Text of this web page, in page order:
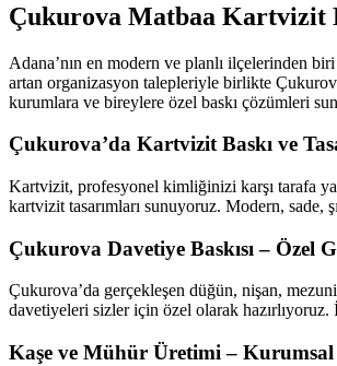
Çukurova Matbaa Kartvizit
Adana’nın en modern ve planlı ilçelerinden
artan organizasyon talepleriyle birlikte
kurumlara ve bireylere özel baskı çözümleri
Çukurova’da Kartvizit Baskı ve
Kartvizit, profesyonel kimliğinizi karşı tarafa
kartvizit tasarımları sunuyoruz. Modern,
Çukurova Davetiye Baskısı – Özel
Çukurova’da gerçekleşen düğün, nişan,
davetiyeleri sizler için özel olarak hazırlıyoruz.
Kaşe ve Mühür Üretimi – Kurumsal